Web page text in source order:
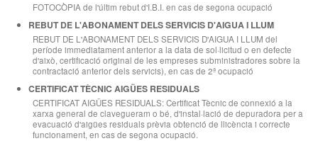
FOTOCÒPIA de l'últim rebut d'I.B.I. en cas de segona ocupació
REBUT DE L'ABONAMENT DELS SERVICIS D'AIGUA I LLUM
REBUT DE L'ABONAMENT DELS SERVICIS D'AIGUA I LLUM del
període immediatament anterior a la data de sol·licitud o en defecte
d'això, certificació original de les empreses subministradores sobre la
contractació anterior dels servicis), en cas de 2ª ocupació
CERTIFICAT TÈCNIC AIGÜES RESIDUALS
CERTIFICAT AIGÜES RESIDUALS: Certificat Tècnic de connexió a la
xarxa general de clavegueram o bé, d'instal·lació de depuradora per a
evacuació d'aigües residuals prèvia obtenció de llicència i correcte
funcionament, en cas de segona ocupació.